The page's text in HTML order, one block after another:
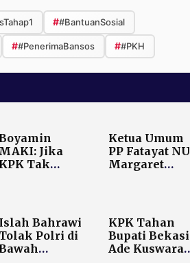
##BantuanSosial
##PenerimaBansos ##PKH
MAKI: Jika
KPK Tak
Kami Gugat
Ketua Umum
PP Fatayat NU
Margaret
47, Gus Yahya:
Kehilangan
Besar bagi
Jam’iyah
Islah Bahrawi
Tolak Polri di
KPK Tahan
Bupati Bekasi
Ade Kuswara